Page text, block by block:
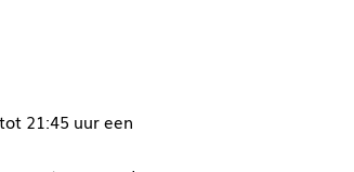
21:45 uur een